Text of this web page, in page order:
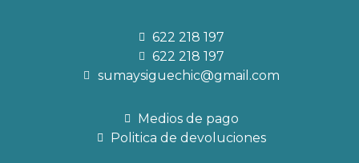
622 218 197
622 218 197
sumaysiguechic@gmail.com
Medios de pago
Politica de devoluciones